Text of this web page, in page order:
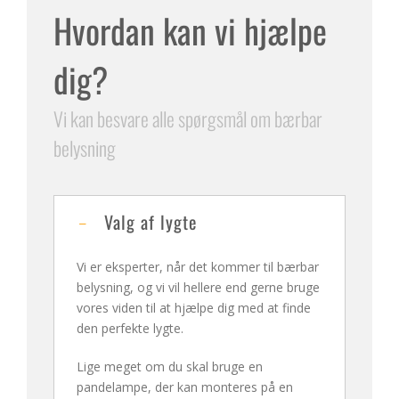
Hvordan kan vi hjælpe
dig?
Vi kan besvare alle spørgsmål om bærbar
belysning
Valg af lygte
Vi er eksperter, når det kommer til bærbar
belysning, og vi vil hellere end gerne bruge
vores viden til at hjælpe dig med at finde
den perfekte lygte.
Lige meget om du skal bruge en
pandelampe, der kan monteres på en